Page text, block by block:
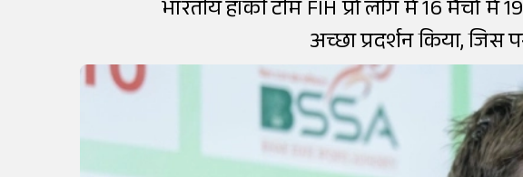
भारतीय हॉकी टीम FIH प्रो लीग में 16 मैचों
अच्छा प्रदर्शन किया, जिस